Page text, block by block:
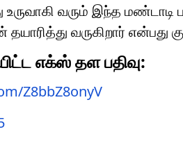
வரும் இந்த
வருகிறார் என்பது
எக்ஸ் தள பதிவு:
Z8bbZ8onyV